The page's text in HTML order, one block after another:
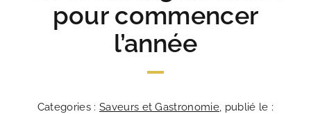
pour commencer
l’année
Categories : Saveurs et Gastronomie, publié le :